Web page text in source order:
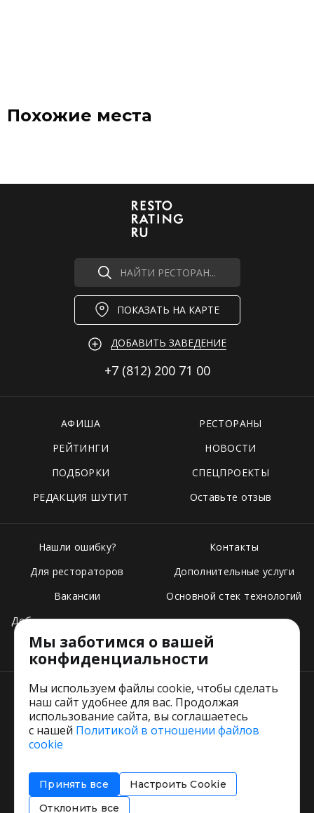
Похожие места
НАЙТИ РЕСТОРАН...
ПОКАЗАТЬ НА КАРТЕ
ДОБАВИТЬ ЗАВЕДЕНИЕ
+7 (812) 200 71 00
АФИША
РЕСТОРАНЫ
РЕЙТИНГИ
НОВОСТИ
ПОДБОРКИ
СПЕЦПРОЕКТЫ
РЕДАКЦИЯ ШУТИТ
Оставьте отзыв
Нашли ошибку?
Для рестораторов
Вакансии
Добавить свое заведение
Тарифы
Контакты
Дополнительные услуги
Основной стек технологий
Пользовательское соглашение
Соглашение об информировании
Политика использования cookies
Мы заботимся о вашей
конфиденциальности
Мы используем файлы cookie, чтобы сделать
наш сайт удобнее для вас. Продолжая
использование сайта, вы соглашаетесь
с нашей Политикой в отношении файлов
cookie
Принять все
Настроить Cookie
Отклонить все